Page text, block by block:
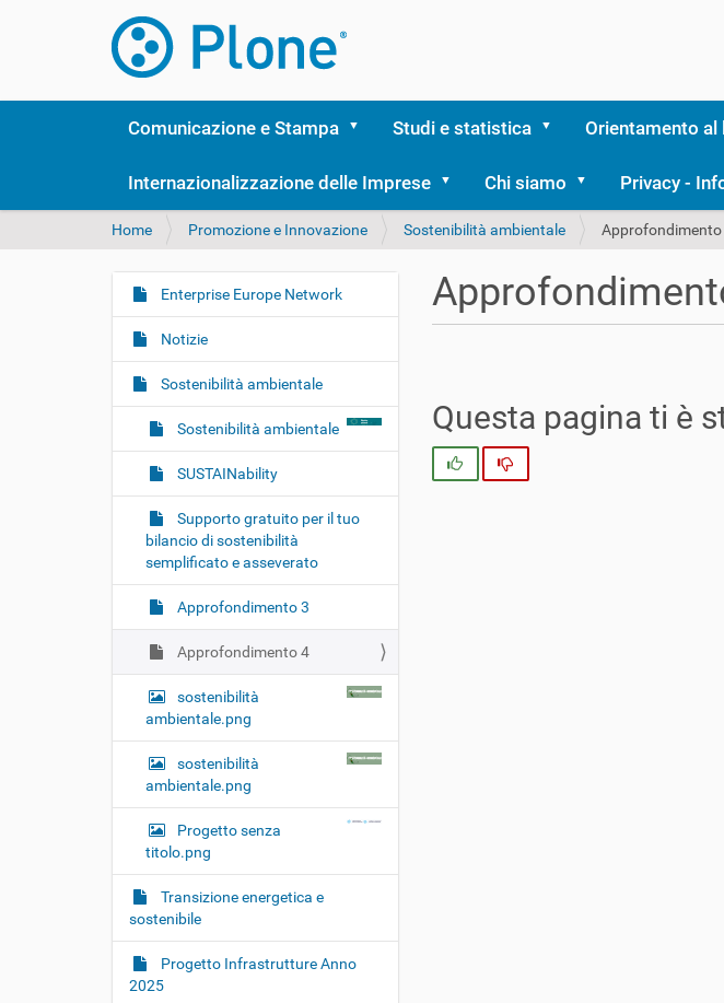
Comunicazione e Stampa Studi e statistica Orientamento al
Internazionalizzazione delle Imprese Chi siamo Privacy -
T
s
i
u
:
Home Promozione e Innovazione Sostenibilità ambientale Approfondimento
Questa pagina ti è
Si
N
a
v
g
i
Enterprise Europe Network
Notizie
Sostenibilità ambientale
Sostenibilità ambientale
SUSTAINability
Supporto gratuito per il tuo
bilancio di sostenibilità
semplificato e asseverato
Approfondimento 3
Approfondimento 4
sostenibilità
ambientale.png
sostenibilità
ambientale.png
Progetto senza
titolo.png
Transizione energetica e
sostenibile
Progetto Infrastrutture Anno
2025